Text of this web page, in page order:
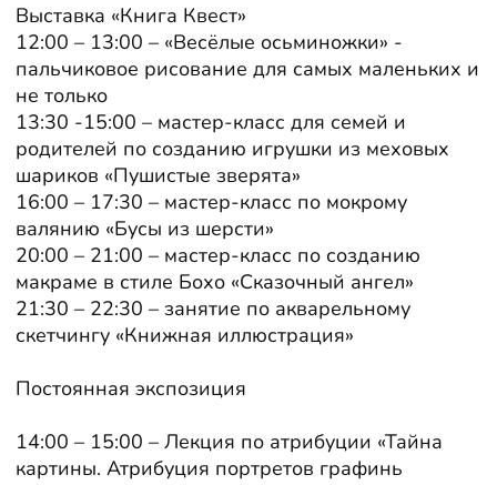
Выставка «Книга Квест»
12:00 – 13:00 – «Весёлые осьминожки» -
пальчиковое рисование для самых маленьких и
не только
13:30 -15:00 – мастер-класс для семей и
родителей по созданию игрушки из меховых
шариков «Пушистые зверята»
16:00 – 17:30 – мастер-класс по мокрому
валянию «Бусы из шерсти»
20:00 – 21:00 – мастер-класс по созданию
макраме в стиле Бохо «Сказочный ангел»
21:30 – 22:30 – занятие по акварельному
скетчингу «Книжная иллюстрация»
Постоянная экспозиция
14:00 – 15:00 – Лекция по атрибуции «Тайна
картины. Атрибуция портретов графинь